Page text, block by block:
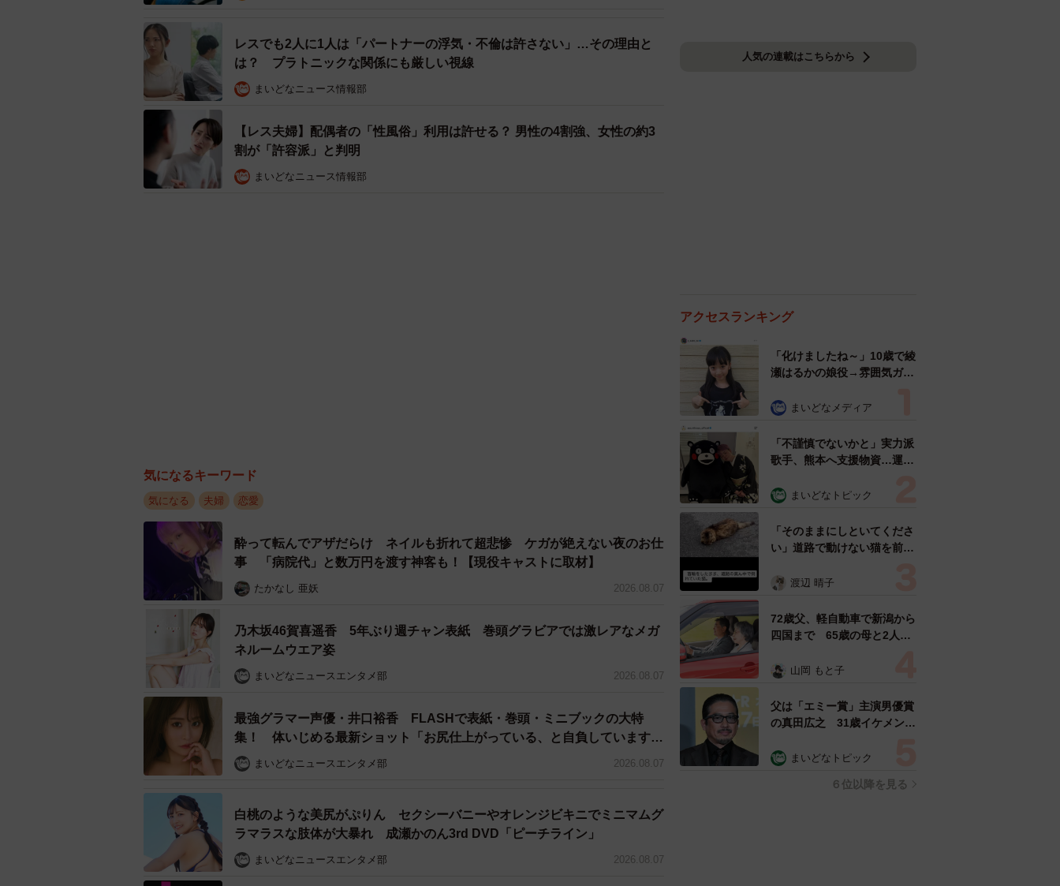
なりました。
男女いずれも「ときめきを感じる割合」に比べると、不倫の可能性を認める数値は大きく下
がっており、ときめきを感じることがあっても、それがそのまま不倫関係に進むとは限ら
ず、一定の抑制や判断が働いている可能性がうかがえます。
特に男性は女性を11pt上回っており、配偶者以外にときめく割合は男性のほうが高い一方
で、配偶者への恋愛感情の必要性もまた強く認識されている点は特徴的と言えます。
一方、女性では「必要ではない」とした人が21.0％と男性の10.0％を上回っており、結婚生
活における恋愛感情の位置づけが相対的に多様である可能性が読み取れます。
配偶者以外の異性に心が揺れることはあっても、やはりベースとしては「パートナーと恋愛
をしていたい」という願いを持つ人が多い現代の既婚者たち。他者へのときめきと夫婦間の
愛、この2つの感情のバランスをどう取っていくかが、令和の結婚生活を円満に続けるカギ
なのかもしれません。
レスでも2人に1人は「パートナーの浮気・不倫は許さない」…その理由と
は？ プラトニックな関係にも厳しい視線
まいどなニュース情報部
【レス夫婦】配偶者の「性風俗」利用は許せる？ 男性の4割強、女性の約3
割が「許容派」と判明
まいどなニュース情報部
気になるキーワード
気になる 夫婦 恋愛
酔って転んでアザだらけ ネイルも折れて超悲惨 ケガが絶えない夜のお仕
事 「病院代」と数万円を渡す神客も！【現役キャストに取材】
たかなし 亜妖 2026.08.07
乃木坂46賀喜遥香 5年ぶり週チャン表紙 巻頭グラビアでは激レアなメガ
ネルームウエア姿
まいどなニュースエンタメ部 2026.08.07
最強グラマー声優・井口裕香 FLASHで表紙・巻頭・ミニブックの大特
集！ 体いじめる最新ショット「お尻仕上がっている、と自負しています」
「いくつになっても理想の身体でいたい」
まいどなニュースエンタメ部 2026.08.07
白桃のような美尻がぷりん セクシーバニーやオレンジビキニでミニマムグ
ラマラスな肢体が大暴れ 成瀬かのん3rd DVD「ピーチライン」
まいどなニュースエンタメ部 2026.08.07
人気の連載はこちらから
アクセスランキング
「化けましたね～」10歳で綾
瀬はるかの娘役→雰囲気ガラ
雰囲気が」「宝塚に入れそ
まいどなメディア
「不謹慎でないかと」実力派
歌手、熊本へ支援物資…運搬
めらい 「痛いほど伝わる」
まいどなトピック
「そのままにしといてくださ
い」道路で動けない猫を前に
ようとした4日間 「命の重
表の訴え
渡辺 晴子
72歳父、軽自動車で新潟から
四国まで 65歳の母と2人で
憩まで分刻み… 「大学生で
山岡 もと子
父は「エミー賞」主演男優賞
の真田広之 31歳イケメン俳
「ガチヒロさんそっくり」
まいどなトピック
６位以降を見る